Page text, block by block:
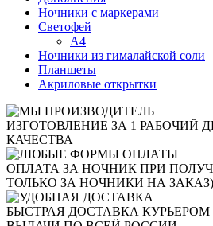
Ночники с маркерами
Светофей
А4
Ночники из гималайской соли
Планшеты
Акриловые открытки
ИЗГОТОВЛЕНИЕ ЗА 1 РАБОЧИЙ
КАЧЕСТВА
ОПЛАТА ЗА НОЧНИК ПРИ
ТОЛЬКО ЗА НОЧНИКИ НА ЗАКАЗ)
БЫСТРАЯ ДОСТАВКА